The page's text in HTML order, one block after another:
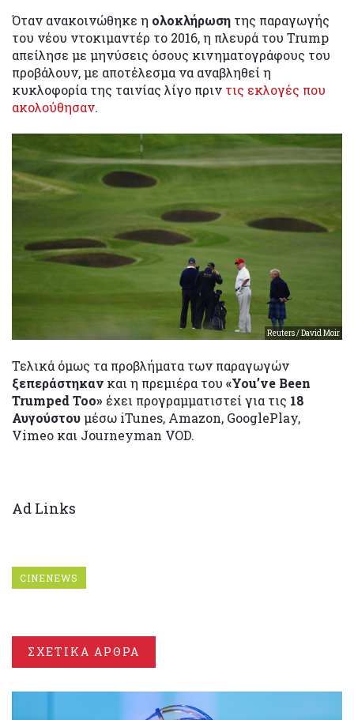
Όταν ανακοινώθηκε η ολοκλήρωση της παραγωγής
του νέου ντοκιμαντέρ το 2016, η πλευρά του Trump
απείλησε με μηνύσεις όσους κινηματογράφους του
προβάλουν, με αποτέλεσμα να αναβληθεί η
κυκλοφορία της ταινίας λίγο πριν τις εκλογές που
ακολούθησαν.
Reuters / David Moir
Τελικά όμως τα προβλήματα των παραγωγών
ξεπεράστηκαν και η πρεμιέρα του «You’ve Been
Trumped Too» έχει προγραμματιστεί για τις 18
Αυγούστουμέσω iTunes, Amazon, GooglePlay,
Vimeo και Journeyman VOD.
Ad Links
CINENEWS
ΣΧΕΤΙΚΑ ΑΡΘΡΑ